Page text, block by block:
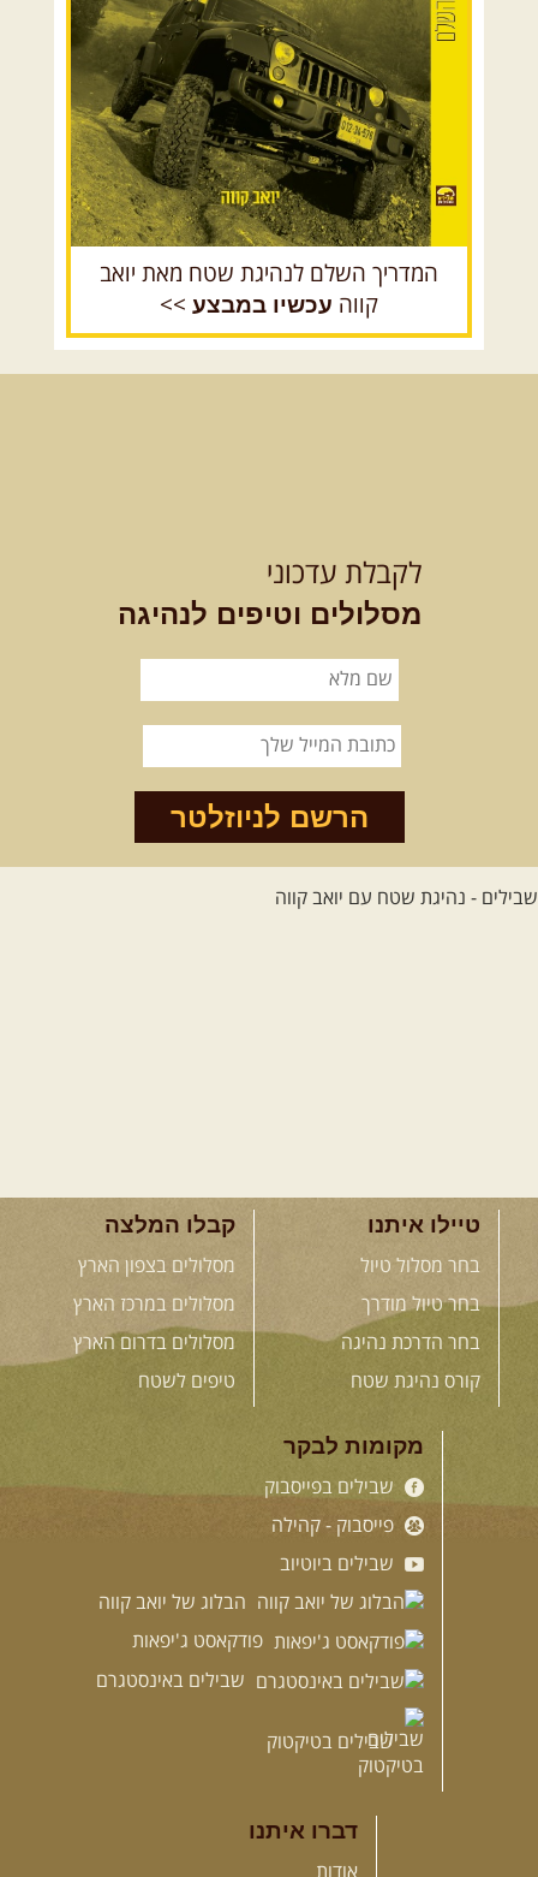
רכב שטח רך רכב שטח קשוח
המדריך השלם לנהיגת שטח מאת יואב
קווה עכשיו במבצע >>
לקבלת עדכוני
מסלולים וטיפים לנהיגה
הרשם לניוזלטר
טיילו איתנו
בחר מסלול טיול
בחר טיול מודרך
בחר הדרכת נהיגה
קורס נהיגת שטח
קבלו המלצה
מסלולים בצפון הארץ
מסלולים במרכז הארץ
מסלולים בדרום הארץ
טיפים לשטח
מקומות לבקר
שבילים בפייסבוק
פייסבוק - קהילה
שבילים ביוטיוב
הבלוג של יואב קווה
פודקאסט ג'יפאות
שבילים באינסטגרם
שבילים בטיקטוק
דברו איתנו
אודות